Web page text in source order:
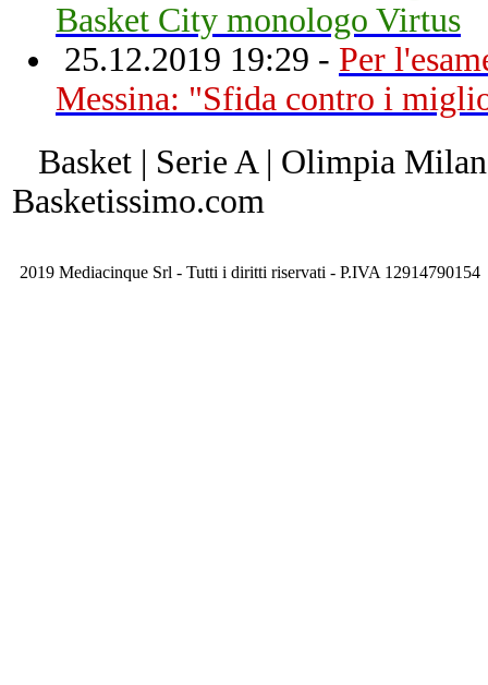
Basket City monologo Virtus
25.12.2019 19:29 - Per
Messina: "Sfida contro i
Basket | Serie A | Olimpia
Basketissimo.com
2019 Mediacinque Srl - Tutti i diritti riservati - P.IVA 12914790154